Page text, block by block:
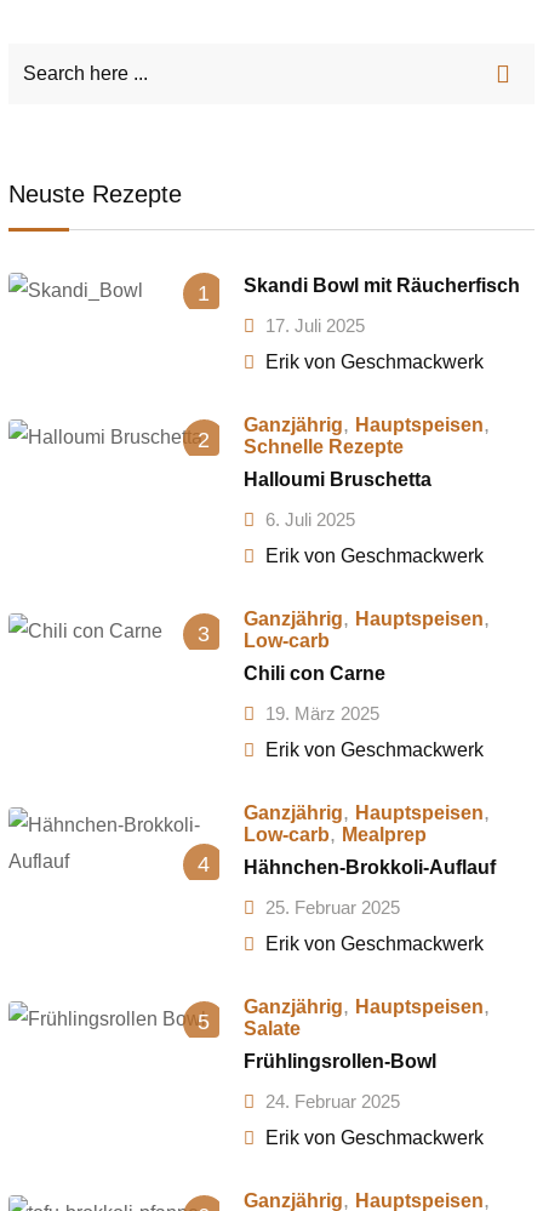
Neuste Rezepte
1
Skandi Bowl mit Räucherfisch
17. Juli 2025
Erik von Geschmackwerk
2
Ganzjährig, Hauptspeisen,
Schnelle Rezepte
Halloumi Bruschetta
6. Juli 2025
Erik von Geschmackwerk
3
Ganzjährig, Hauptspeisen,
Low-carb
Chili con Carne
19. März 2025
Erik von Geschmackwerk
4
Ganzjährig, Hauptspeisen,
Low-carb, Mealprep
Hähnchen-Brokkoli-Auflauf
25. Februar 2025
Erik von Geschmackwerk
5
Ganzjährig, Hauptspeisen,
Salate
Frühlingsrollen-Bowl
24. Februar 2025
Erik von Geschmackwerk
Ganzjährig, Hauptspeisen,